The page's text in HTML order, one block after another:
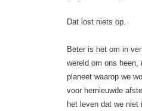
Dat lost niets op.
Beter is het om in
wereld om ons heen,
planeet waarop we
voor hernieuwde
het leven dat we niet